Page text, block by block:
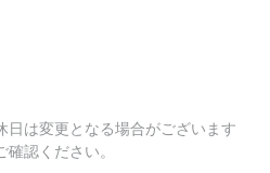
日は変更となる場合がございます
認ください。